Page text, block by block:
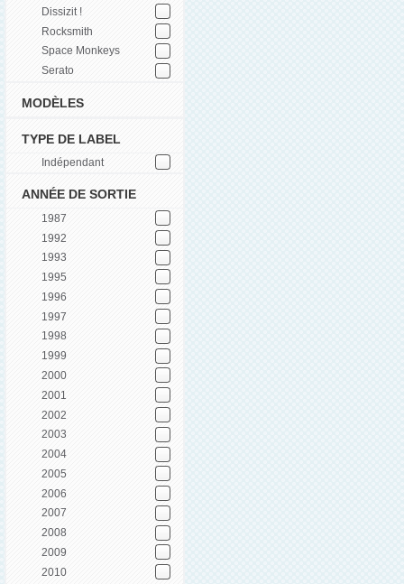
Dissizit !
Rocksmith
Space Monkeys
Serato
MODÈLES
TYPE DE LABEL
Indépendant
ANNÉE DE SORTIE
1987
1992
1993
1995
1996
1997
1998
1999
2000
2001
2002
2003
2004
2005
2006
2007
2008
2009
2010